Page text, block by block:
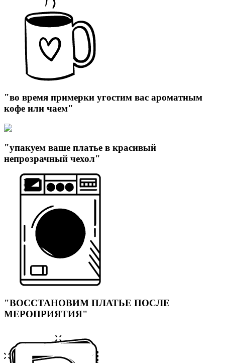
"во время примерки угостим вас ароматным
кофе или чаем"
"упакуем ваше платье в красивый
непрозрачный чехол"
"ВОССТАНОВИМ ПЛАТЬЕ ПОСЛЕ
МЕРОПРИЯТИЯ"